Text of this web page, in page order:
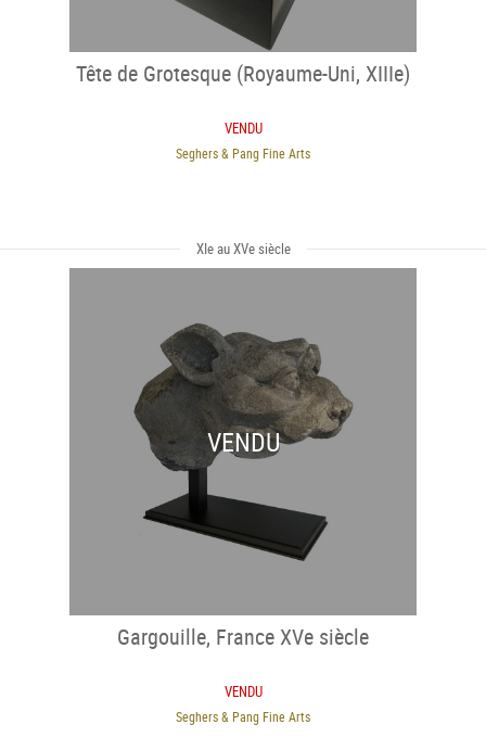
Tête de Grotesque (Royaume-Uni, XIIIe)
VENDU
Seghers & Pang Fine Arts
XIe au XVe siècle
VENDU
Gargouille, France XVe siècle
VENDU
Seghers & Pang Fine Arts